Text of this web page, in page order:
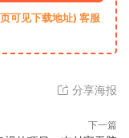
可见下载地址) 客服
分享海报
下一篇